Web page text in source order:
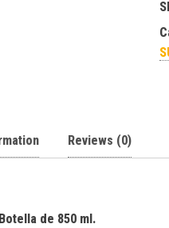
Reviews (0)
de 850 ml.